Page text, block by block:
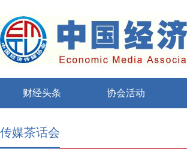
财经头条 协会活动
传媒茶话会